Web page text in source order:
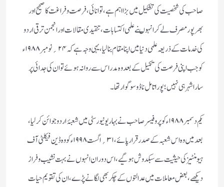
صاحب کی شخصیت کی تشکیل میں بڑا اہم ہے ، توانائی ، فرصت وفراغت کا صحیح اور
بھرپور مصرف لے کر انہوںنے علمی اکتسابات ، تنقیدی مقالات اور انجمن ترقی اردو
کی خدمات کے ذریعہ علمی دنیا میں اپنا مقام بنا لیا ، یہی وجہ ہے کہ ۲۴؍ نومبر ۱۹۸۸ء
کو جب اپنی فرصت کی تکمیل کے بعد وہ مدراس سے روانہ ہوئے تو ان کی جدائی پر
سارا شہرہی نہیں ؛پورا تامل ناڈوسوگوار تھا ۔
یکم دسمبر ۱۹۸۸ء کو پروفیسر صاحب نے بہار یونیورسٹی میں شعبۂ اردو جوائن کر لیا ،
بعد میں وہ اس شعبہ کے صدر قرار پائے، ۳۱؍ اگست ۱۹۹۸ء کو وہ ڈین فیکلٹی آف
ہیومنٹیز کی حیثیت سے سبکدوش ہوگیے ، اس دوران انہوں نے بہت نشیب وفراز
دیکھے ، بعض معاملات میں عدالتوں کے چکر بھی لگانے پڑے ، ان کی تقویم حیات